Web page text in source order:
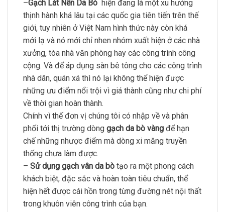
–Gạch Lát Nền Da Bò hiện đang là một xu hướng
thịnh hành khá lâu tại các quốc gia tiên tiến trên thế
giới, tuy nhiên ở Việt Nam hình thức này còn khá
mới lạ và nó mới chỉ nhen nhóm xuất hiện ở các nhà
xưởng, tòa nhà văn phòng hay các công trình công
cộng. Và để áp dụng sàn bê tông cho các công trình
nhà dân, quán xá thì nó lại không thể hiện được
những ưu điểm nổi trội vì giá thành cũng như chi phí
về thời gian hoàn thành.
Chính vì thế đơn vị chúng tôi có nhập về và phân
phối tới thị trường dòng gạch da bò vàng để hạn
chế những nhược điểm mà dòng xi măng truyền
thống chưa làm được.
– Sử dụng gạch vân da bò tạo ra một phong cách
khách biệt, đặc sắc và hoàn toàn tiêu chuẩn, thể
hiện hết được cái hồn trong từng đường nét nội thất
trong khuôn viên công trình của bạn.